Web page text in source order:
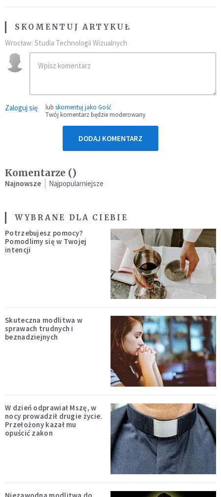
SKOMENTUJ ARTYKUŁ
Wrocław: Studia Technologii Wizualnych
Zaloguj się lub skomentuj jako Gość
Twój komentarz będzie moderowany
DODAJ KOMENTARZ
Komentarze ()
Najnowsze Najpopularniejsze
WYBRANE DLA CIEBIE
Potrzebujesz pomocy?
Pomodlimy się w Twojej
intencji
Skuteczna modlitwa w
sprawach trudnych i
beznadziejnych
W dzień odprawiał Mszę, w
nocy prowadził drugie życie.
Przełożony kazał mu
opuścić zakon
Niezawodna modlitwa do